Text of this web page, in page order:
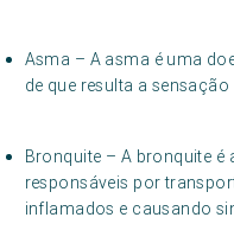
Asma – A asma é uma
de que resulta a
Bronquite – A bronquite
responsáveis por
inflamados e causando